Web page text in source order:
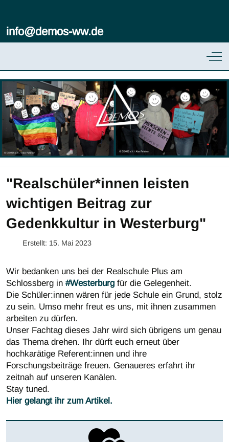
info@demos-ww.de
"Realschüler*innen leisten
wichtigen Beitrag zur
Gedenkkultur in Westerburg"
Erstellt: 15. Mai 2023
Wir bedanken uns bei der Realschule Plus am
Schlossberg in #Westerburg für die Gelegenheit.
Die Schüler:innen wären für jede Schule ein Grund, stolz
zu sein. Umso mehr freut es uns, mit ihnen zusammen
arbeiten zu dürfen.
Unser Fachtag dieses Jahr wird sich übrigens um genau
das Thema drehen. Ihr dürft euch erneut über
hochkarätige Referent:innen und ihre
Forschungsbeiträge freuen. Genaueres erfahrt ihr
zeitnah auf unseren Kanälen.
Stay tuned.
Hier gelangt ihr zum Artikel.